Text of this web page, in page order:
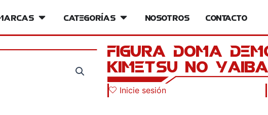
Open MarcasCategorías Open Categorías
Nosotros Contacto
Figura Doma
Kimetsu no
Inicie sesión